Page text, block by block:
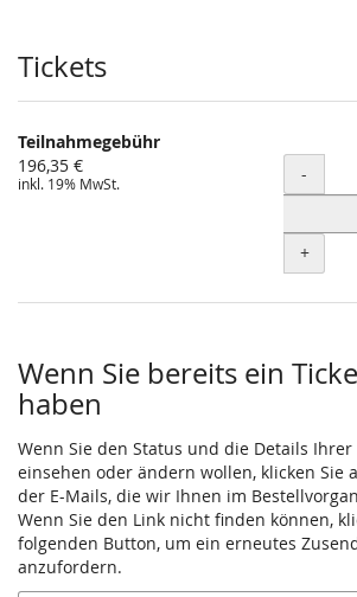
Produkte
Tickets
Teilnahmegebühr
196,35 €
inkl. 19% MwSt. Menge
-
+
Wenn Sie bereits ein
haben
Wenn Sie den Status und die Details
einsehen oder ändern wollen, klicken Sie
der E-Mails, die wir Ihnen im
Wenn Sie den Link nicht finden können,
folgenden Button, um ein erneutes
anzufordern.